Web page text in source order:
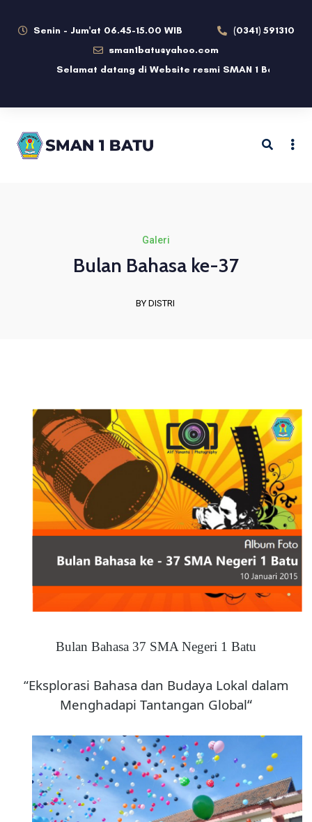
Senin - Jum'at 06.45-15.00 WIB
(0341) 591310
sman1batu@yahoo.com
resmi SMAN 1 Batu
Galeri
Bulan Bahasa ke-37
BY DISTRI
Bulan Bahasa 37 SMA Negeri 1 Batu
“Eksplorasi Bahasa dan Budaya Lokal dalam
Menghadapi Tantangan Global“